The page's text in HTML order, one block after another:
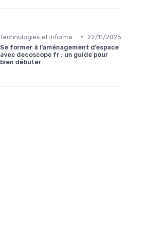
•
22/11/2025
Se former à l’aménagement d’espace
avec decoscope fr : un guide pour
bien débuter